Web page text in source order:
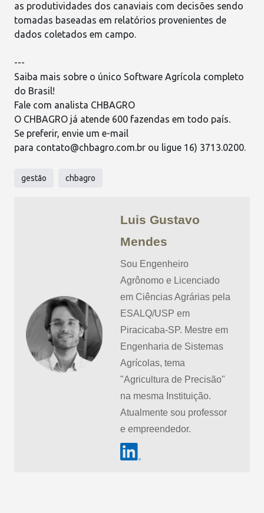
as produtividades dos canaviais com decisões sendo
tomadas baseadas em relatórios provenientes de
dados coletados em campo.
---
Saiba mais sobre o único Software Agrícola completo
do Brasil!
Fale com analista CHBAGRO
O CHBAGRO já atende 600 fazendas em todo país.
Se preferir, envie um e-mail
para contato@chbagro.com.br ou ligue 16) 3713.0200.
gestão chbagro
Luis Gustavo
Mendes
Sou Engenheiro
Agrônomo e Licenciado
em Ciências Agrárias pela
ESALQ/USP em
Piracicaba-SP. Mestre em
Engenharia de Sistemas
Agrícolas, tema
"Agricultura de Precisão"
na mesma Instituição.
Atualmente sou professor
e empreendedor.